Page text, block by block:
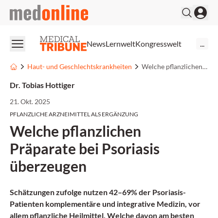
medonline
NewsLernweltKongresswelt
Haut- und Geschlechtskrankheiten Welche pflanzlichen Präparate bei Psoriasis überzeugen
Dr. Tobias Hottiger
21. Okt. 2025
PFLANZLICHE ARZNEIMITTEL ALS ERGÄNZUNG
Welche pflanzlichen
Präparate bei Psoriasis
überzeugen
Schätzungen zufolge nutzen 42–69% der Psoriasis-
Patienten komplementäre und integrative Medizin, vor
allem pflanzliche Heilmittel. Welche davon am besten